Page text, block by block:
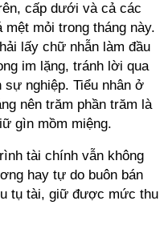
cấp dưới và cả các
mỏi trong tháng này.
lấy chữ nhẫn làm đầu
im lặng, tránh lời qua
sự nghiệp. Tiểu nhân ở
nên trăm phần trăm là
gìn mồm miệng.
tài chính vẫn không
hay tự do buôn bán
tụ tài, giữ được mức thu